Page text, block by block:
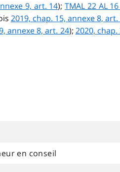
9, art. 14);TMAL 22 AL 16
2019, chap. 15, annexe 8, art.
annexe 8, art. 24); 2020,
en conseil